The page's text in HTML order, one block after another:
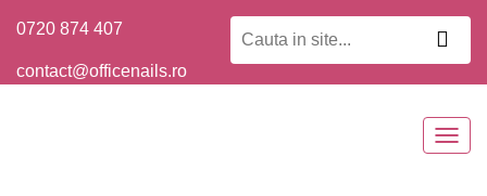
0720 874 407
contact@officenails.ro